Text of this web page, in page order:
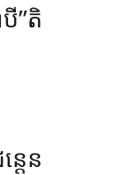
តិ
េន